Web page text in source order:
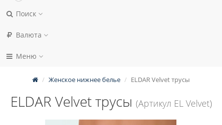
Поиск
Валюта
Меню
Женское нижнее белье ELDAR Velvet трусы
ELDAR Velvet трусы (Артикул EL Velvet)